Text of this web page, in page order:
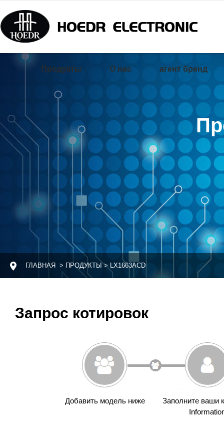
Продукты О нас агент бренд
ГЛАВНАЯ > ПРОДУКТЫ > LX1663ACD
Запрос котировок
Добавить модель ниже
Заполните ваши